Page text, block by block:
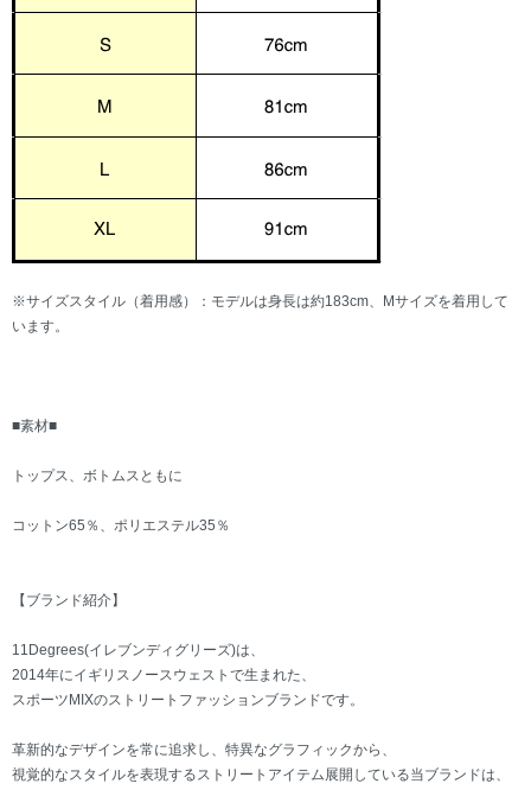
※サイズスタイル（着用感）：モデルは身長は約183cm、Mサイズを着用して
います。
■素材■
トップス、ボトムスともに
コットン65％、ポリエステル35％
【ブランド紹介】
11Degrees(イレブンディグリーズ)は、
2014年にイギリスノースウェストで生まれた、
スポーツMIXのストリートファッションブランドです。
革新的なデザインを常に追求し、特異なグラフィックから、
視覚的なスタイルを表現するストリートアイテム展開している当ブランドは、